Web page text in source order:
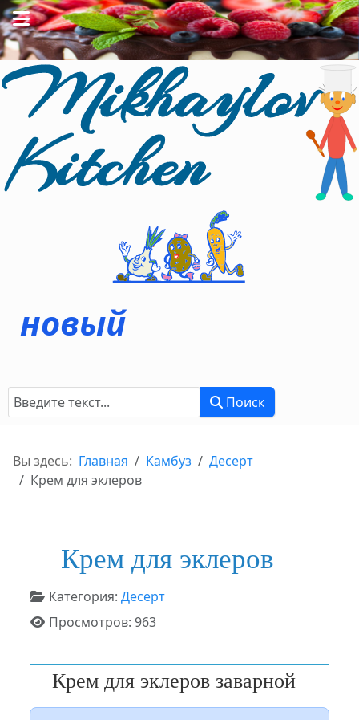
овый
р
Поиск Поиск
Вы здесь: Главная Камбуз
Десерт
Крем для эклеров
Крем для эклеров
Информация о материале
Категория: Десерт
Просмотров: 963
Крем для эклеров заварной